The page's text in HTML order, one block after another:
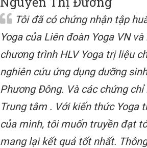
Tôi đã có chứng nhận tập
Yoga của Liên đoàn Yoga VN
chương trình HLV Yoga trị liệu
nghiên cứu ứng dụng dưỡng
Phương Đông. Và các chứng chỉ
Trung tâm . Với kiến thức Yoga
của mình, tôi muốn truyền đạt
mang lại kết quả tốt nhất.